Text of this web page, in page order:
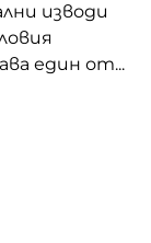
изводи
един от...